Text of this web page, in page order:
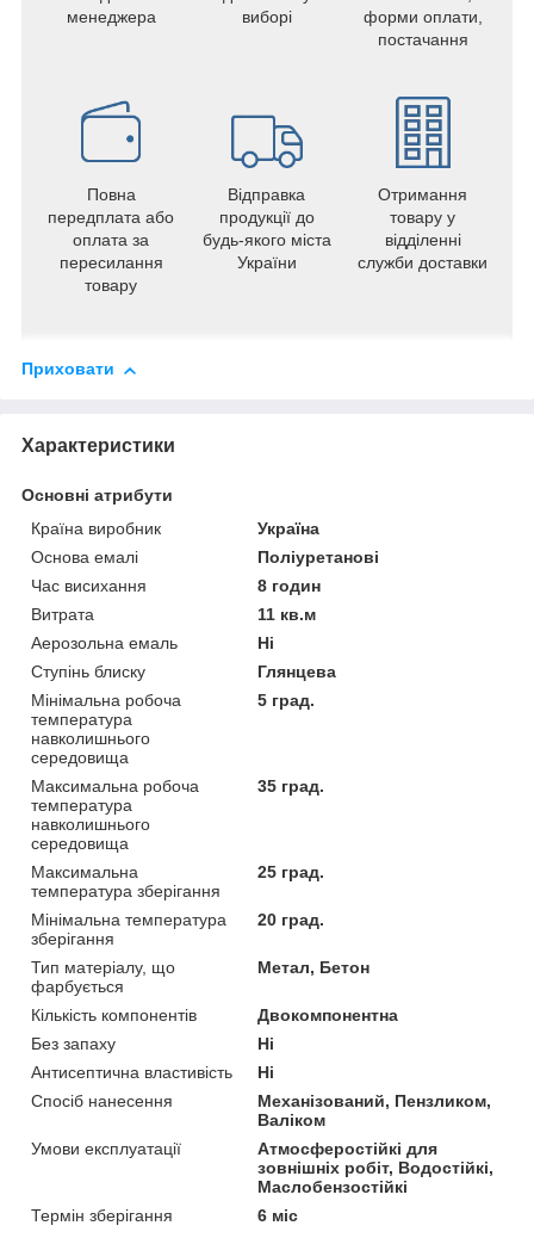
менеджера
виборі
форми оплати,
постачання
Повна
передплата або
оплата за
пересилання
товару
Відправка
продукції до
будь-якого міста
України
Отримання
товару у
відділенні
служби доставки
Приховати
Характеристики
Основні атрибути
Країна виробник
Україна
Основа емалі
Поліуретанові
Час висихання
8 годин
Витрата
11 кв.м
Аерозольна емаль
Ні
Ступінь блиску
Глянцева
Мінімальна робоча
температура
навколишнього
середовища
5 град.
Максимальна робоча
температура
навколишнього
середовища
35 град.
Максимальна
температура зберігання
25 град.
Мінімальна температура
зберігання
20 град.
Тип матеріалу, що
фарбується
Метал, Бетон
Кількість компонентів
Двокомпонентна
Без запаху
Ні
Антисептична властивість
Ні
Спосіб нанесення
Механізований, Пензликом,
Валіком
Умови експлуатації
Атмосферостійкі для
зовнішніх робіт, Водостійкі,
Маслобензостійкі
Термін зберігання
6 міс